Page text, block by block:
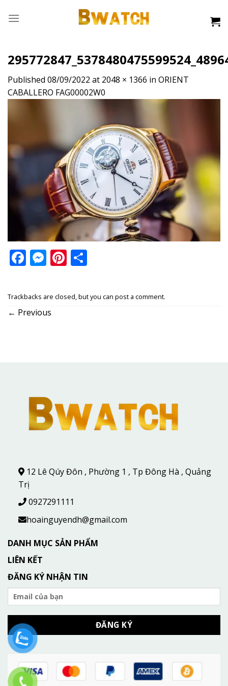
Published 08/09/2022 at 2048 × 1366 in ORIENT
CABALLERO FAG00002W0
Facebook
Messenger
Pinterest
Trackbacks are closed, but you can post a comment.
← Previous
12 Lê Qúy Đôn , Phường 1 , Tp Đông Hà , Quảng
Trị
0927291111
hoainguyendh@gmail.com
DANH MỤC SẢN PHẨM
LIÊN KẾT
ĐĂNG KÝ NHẬN TIN